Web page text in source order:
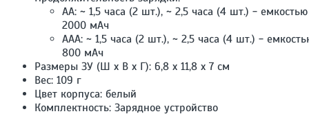
AA: ~ 1,5 часа (2 шт.), ~ 2,5 часа (4 шт.) - емкостью
2000 мАч
AAA: ~ 1,5 часа (2 шт.), ~ 2,5 часа (4 шт.) -
800 мАч
Размеры ЗУ (Ш x В x Г): 6,8 x 11,8 x 7 см
Вес: 109 г
Цвет корпуса: белый
Комплектность: Зарядное устройство